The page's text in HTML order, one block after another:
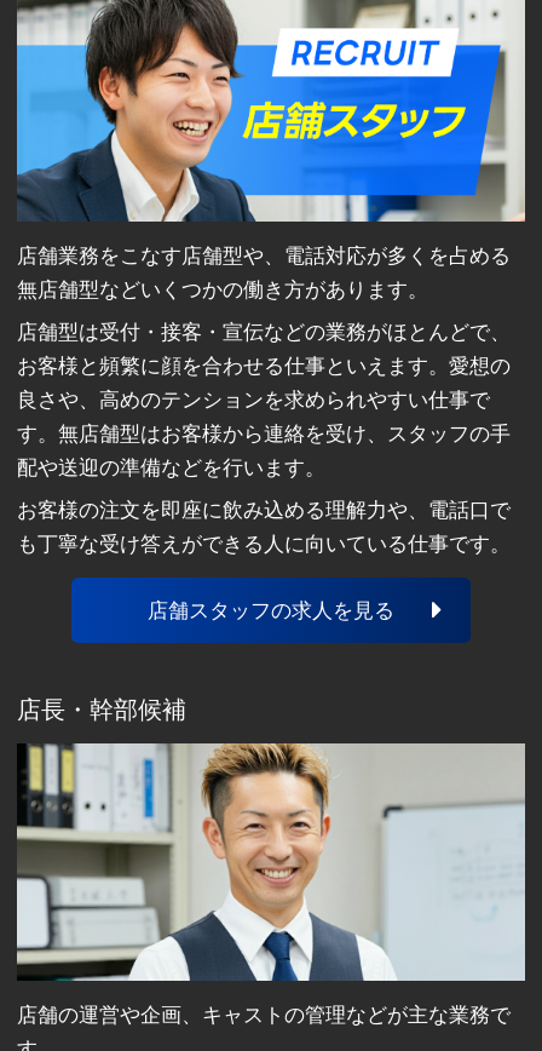
店舗業務をこなす店舗型や、電話対応が多くを占める
無店舗型などいくつかの働き方があります。
店舗型は受付・接客・宣伝などの業務がほとんどで、
お客様と頻繁に顔を合わせる仕事といえます。愛想の
良さや、高めのテンションを求められやすい仕事で
す。無店舗型はお客様から連絡を受け、スタッフの手
配や送迎の準備などを行います。
お客様の注文を即座に飲み込める理解力や、電話口で
も丁寧な受け答えができる人に向いている仕事です。
店舗スタッフの求人を見る
店長・幹部候補
店舗の運営や企画、キャストの管理などが主な業務で